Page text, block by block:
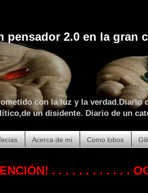
pensador 2.0 en la gran
con la luz y la verdad.Diario
un disidente. Diario de un
Acerca de mi Como lobos
. . . . . . . . . . . .